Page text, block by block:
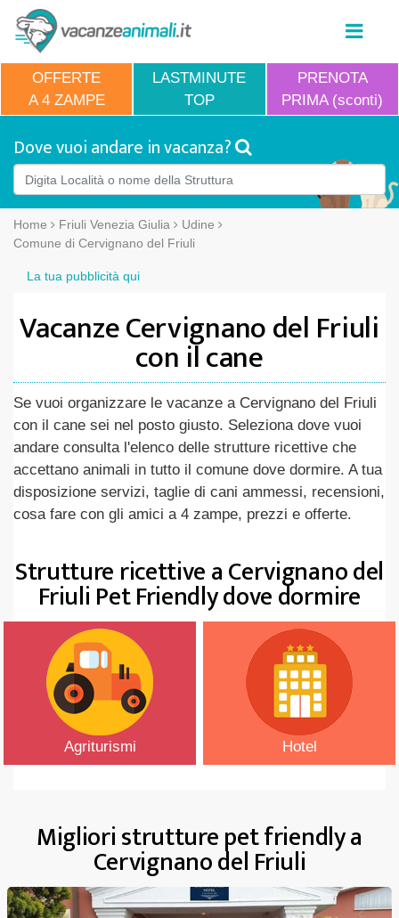
OFFERTE
A 4 ZAMPE
LASTMINUTE
TOP
PRENOTA
PRIMA (sconti)
Dove vuoi andare in vacanza?
Home Friuli Venezia Giulia
Udine
Comune di Cervignano del Friuli
La tua pubblicità qui
Vacanze Cervignano del Friuli
con il cane
Se vuoi organizzare le vacanze a Cervignano del Friuli
con il cane sei nel posto giusto. Seleziona dove vuoi
andare consulta l'elenco delle strutture ricettive che
accettano animali in tutto il comune dove dormire. A tua
disposizione servizi, taglie di cani ammessi, recensioni,
cosa fare con gli amici a 4 zampe, prezzi e offerte.
Strutture ricettive a Cervignano del
Friuli Pet Friendly dove dormire
Agriturismi Hotel
Migliori strutture pet friendly a
Cervignano del Friuli